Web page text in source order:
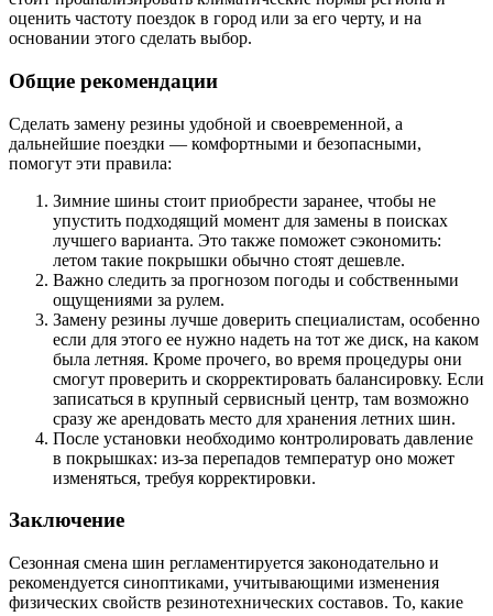
оценить частоту поездок в город или за его черту, и на
основании этого сделать выбор.
Общие рекомендации
Сделать замену резины удобной и своевременной, а
дальнейшие поездки — комфортными и безопасными,
помогут эти правила:
Зимние шины стоит приобрести заранее, чтобы не
упустить подходящий момент для замены в поисках
лучшего варианта. Это также поможет сэкономить:
летом такие покрышки обычно стоят дешевле.
Важно следить за прогнозом погоды и собственными
ощущениями за рулем.
Замену резины лучше доверить специалистам, особенно
если для этого ее нужно надеть на тот же диск, на каком
была летняя. Кроме прочего, во время процедуры они
смогут проверить и скорректировать балансировку. Если
записаться в крупный сервисный центр, там возможно
сразу же арендовать место для хранения летних шин.
После установки необходимо контролировать давление
в покрышках: из-за перепадов температур оно может
изменяться, требуя корректировки.
Заключение
Сезонная смена шин регламентируется законодательно и
рекомендуется синоптиками, учитывающими изменения
физических свойств резинотехнических составов. То, какие